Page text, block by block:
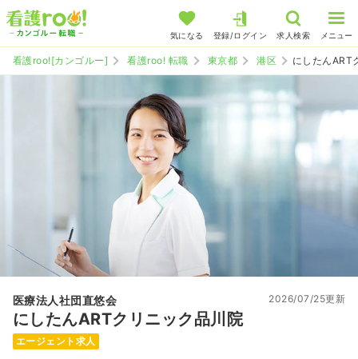
気になる 登録/ログイン 求人検索 メニュー
看護roo![カンゴルー] 看護roo! 転職 東京都 港区 にしたんART
医療法人社団直悠会
にしたんARTクリニック品川院
2026/07/25更新
エージェント求人